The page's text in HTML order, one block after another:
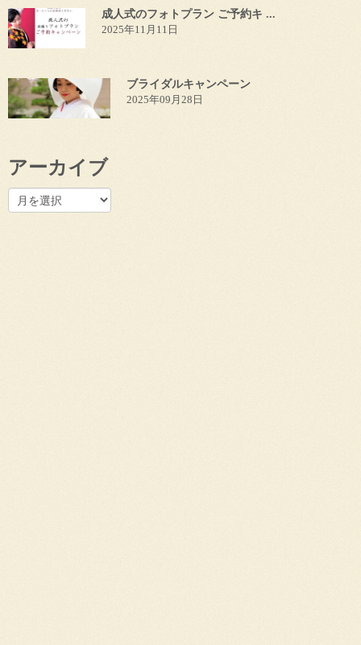
成人式のフォトプラン ご予約キ ...
2025年11月11日
ブライダルキャンペーン
2025年09月28日
アーカイブ